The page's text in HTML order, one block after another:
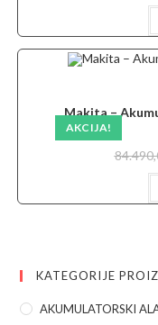
AKCIJA!
Makita –
KATEGORIJE
AKUMULATORSKI